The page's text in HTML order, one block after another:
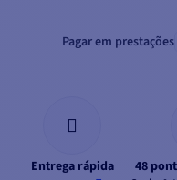
Pagar em prestações
Entrega rápida 48